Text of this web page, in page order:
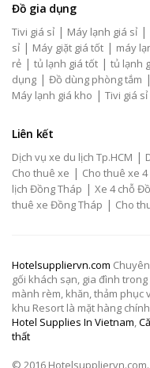
Đồ gia dụng
Tivi giá sỉ | Máy lạnh giá sỉ |
sỉ | Máy giặt giá tốt | máy
rẻ | tủ lạnh giá tốt | tủ lạnh
dụng | Đồ dùng phòng tắm |
Máy lạnh giá kho | Tivi giá sỉ
Liên kết
Dịch vụ xe du lịch Tp.HCM |
Cho thuê xe | Cho thuê xe 4
lịch Đồng Tháp | Xe 4 chỗ
thuê xe Đồng Tháp | Cho
Hotelsuppliervn.com
gối khách sạn, gia đình
mành rèm, khăn, thảm phục
khu Resort là mặt hàng
Hotel Supplies In Vietnam,
thất
© 2016